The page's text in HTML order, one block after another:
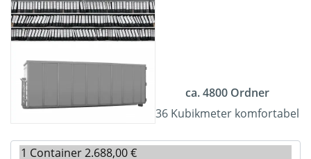
ca. 4800 Ordner
36 Kubikmeter komfortabel